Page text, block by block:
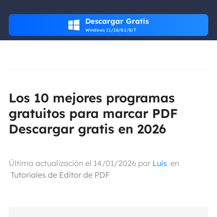
 Descargar Gratis
Windows 11/10/8.1/8/7
Los 10 mejores programas
gratuitos para marcar PDF
Descargar gratis en 2026
Última actualización el 14/01/2026 por Luis en
Tutoriales de Editor de PDF